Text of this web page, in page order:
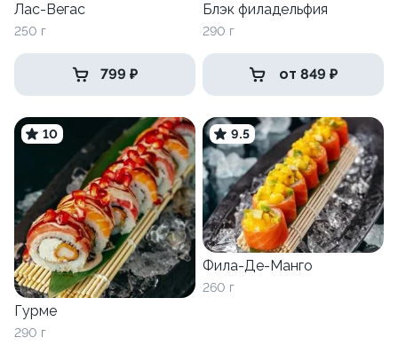
Лас-Вегас
250 г
799 ₽
Блэк филадельфия
290 г
от 849 ₽
10
Гурме
290 г
9.5
Фила-Де-Манго
260 г